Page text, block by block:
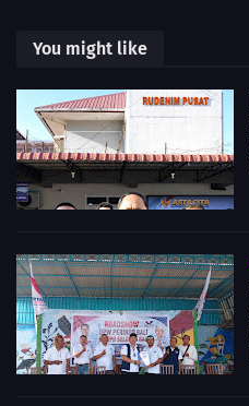
You might like